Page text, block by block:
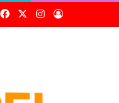
FacebookInstagram
Entrar